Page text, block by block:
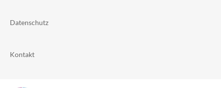
Datenschutz
Kontakt